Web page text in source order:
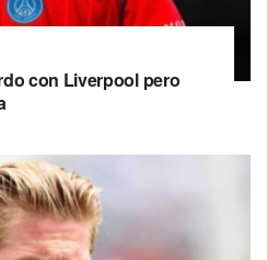
con Liverpool pero